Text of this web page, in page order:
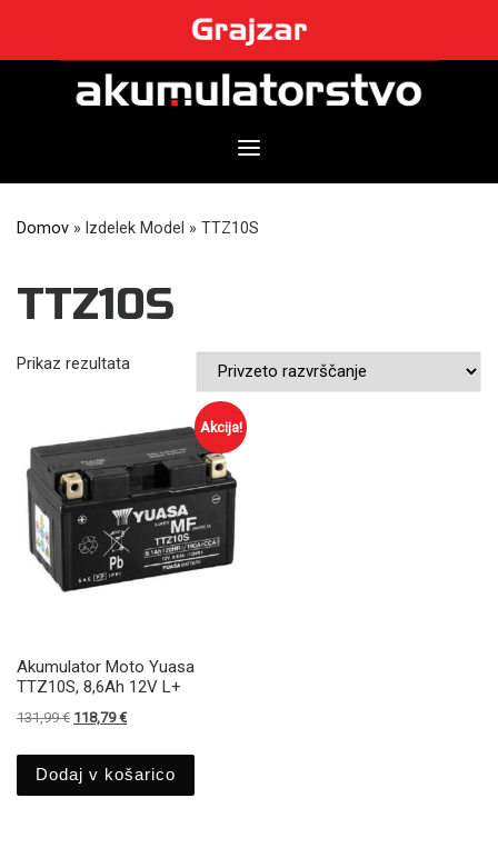
content
Domov » Izdelek Model » TTZ10S
TTZ10S
Prikaz rezultata
Akcija!
Akumulator Moto Yuasa
TTZ10S, 8,6Ah 12V L+
131,99€ Izvirna cena je bila: 131,99 €.
118,79€Trenutna cena je: 118,79 €.
Dodaj v košarico